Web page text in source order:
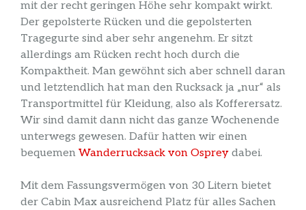
mit der recht geringen Höhe sehr kompakt wirkt.
Der gepolsterte Rücken und die gepolsterten
Tragegurte sind aber sehr angenehm. Er sitzt
allerdings am Rücken recht hoch durch die
Kompaktheit. Man gewöhnt sich aber schnell daran
und letztendlich hat man den Rucksack ja „nur“ als
Transportmittel für Kleidung, also als Kofferersatz.
Wir sind damit dann nicht das ganze Wochenende
unterwegs gewesen. Dafür hatten wir einen
bequemen Wanderrucksack von Osprey dabei.
Mit dem Fassungsvermögen von 30 Litern bietet
der Cabin Max ausreichend Platz für alles Sachen